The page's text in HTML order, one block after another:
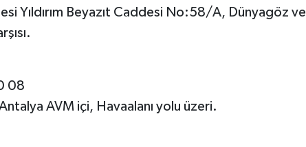
Yıldırım Beyazıt Caddesi No:58/A, Dünyagöz ve
08
AVM içi, Havaalanı yolu üzeri.